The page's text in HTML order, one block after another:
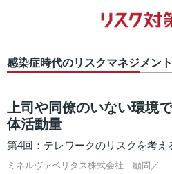
感染症時代のリスクマネジメント
上司や同僚のいない環境
体活動量
第4回：テレワークのリスクを考え
ミネルヴァベリタス株式会社 顧問／